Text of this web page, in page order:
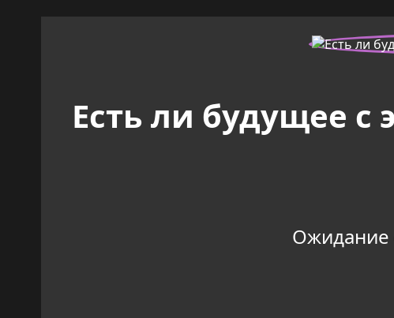
Есть ли будущее
Ожидание